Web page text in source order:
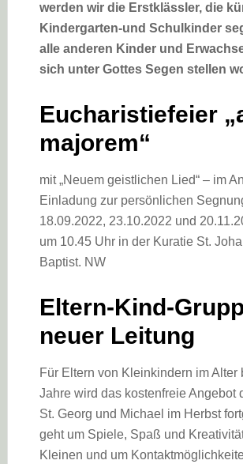
werden wir die Erstklässler, die
Kindergarten-und Schulkinder
alle anderen Kinder und
sich unter Gottes Segen stellen
Eucharistiefeier
majorem“
mit „Neuem geistlichen Lied“ – im
Einladung zur persönlichen
18.09.2022, 23.10.2022 und
um 10.45 Uhr in der Kuratie St.
Baptist. NW
Eltern-Kind-
neuer Leitung
Für Eltern von Kleinkindern im Alter
Jahre wird das kostenfreie Angebot
St. Georg und Michael im Herbst
geht um Spiele, Spaß und
Kleinen und um